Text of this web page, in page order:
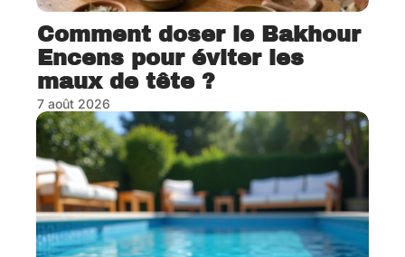
Comment doser le Bakhour
Encens pour éviter les
maux de tête ?
7 août 2026